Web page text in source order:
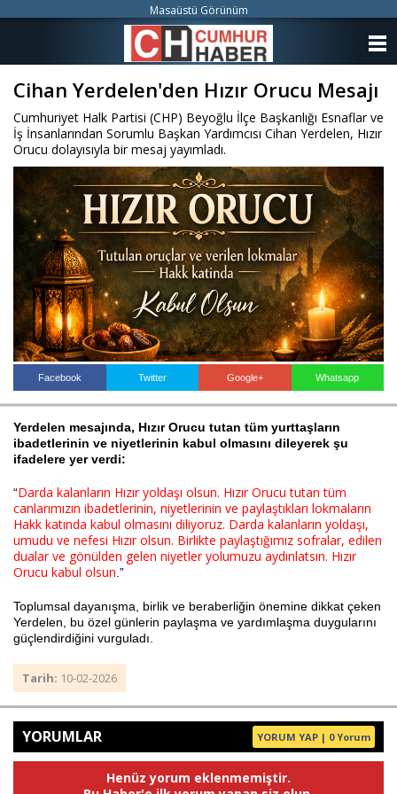
Cihan Yerdelen'den Hızır Orucu Mesajı
Cumhuriyet Halk Partisi (CHP) Beyoğlu İlçe Başkanlığı Esnaflar ve
İş İnsanlarından Sorumlu Başkan Yardımcısı Cihan Yerdelen, Hızır
Orucu dolayısıyla bir mesaj yayımladı.
Facebook Twitter Google+ Whatsapp
Yerdelen mesajında, Hızır Orucu tutan tüm yurttaşların
ibadetlerinin ve niyetlerinin kabul olmasını dileyerek şu
ifadelere yer verdi:
“Darda kalanların Hızır yoldaşı olsun. Hızır Orucu tutan tüm
canlarımızın ibadetlerinin, niyetlerinin ve paylaştıkları lokmaların
Hakk katında kabul olmasını diliyoruz. Darda kalanların yoldaşı,
umudu ve nefesi Hızır olsun. Birlikte paylaştığımız sofralar, edilen
dualar ve gönülden gelen niyetler yolumuzu aydınlatsın. Hızır
Orucu kabul olsun .”
Toplumsal dayanışma, birlik ve beraberliğin önemine dikkat çeken
Yerdelen, bu özel günlerin paylaşma ve yardımlaşma duygularını
güçlendirdiğini vurguladı.
Tarih: 10-02-2026
YORUMLAR YORUM YAP | 0 Yorum
Henüz yorum eklenmemiştir.
Masaüstü Görünüm
KATEGORİLER
YAZARLAR
ANKETLER
FOTO GALERİ
VİDEO GALERİ
KÜNYE
İLETİŞİM